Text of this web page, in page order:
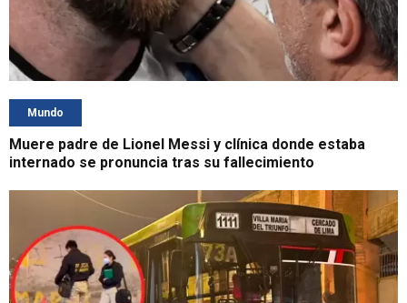
Mundo
Muere padre de Lionel Messi y clínica donde estaba
internado se pronuncia tras su fallecimiento